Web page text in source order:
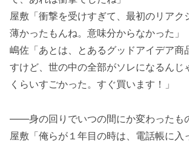
屋敷「衝撃を受けすぎて、最初のリアク
薄かったもんね。意味分からなかった」
嶋佐「あとは、とあるグッドアイデア商
すけど、世の中の全部がソレになるんじ
くらいすごかった。すぐ買います！」
——身の回りでいつの間にか変わったも
屋敷「俺らが１年目の時は、電話帳に入